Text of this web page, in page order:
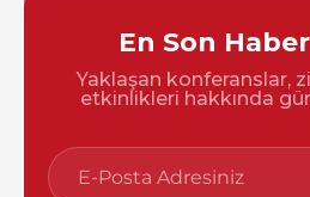
En Son
Yaklaşan konferanslar,
etkinlikleri hakkında